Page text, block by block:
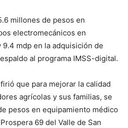
millones de pesos en
electromecánicos en
mdp en la adquisición de
al programa IMSS-digital.
que para mejorar la calidad
agrícolas y sus familias, se
pesos en equipamiento médico
69 del Valle de San